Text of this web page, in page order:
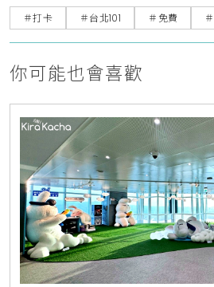
＃打卡 ＃台北101 ＃免費
你可能也會喜歡